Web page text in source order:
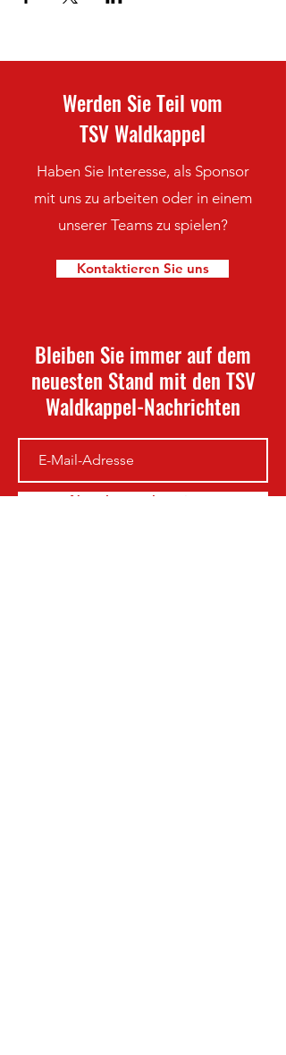
Werden Sie Teil vom
TSV Waldkappel
Haben Sie Interesse, als Sponsor
mit uns zu arbeiten oder in einem
unserer Teams zu spielen?
Kontaktieren Sie uns
Bleiben Sie immer auf dem
neuesten Stand mit den TSV
Waldkappel-Nachrichten
Newsletter abonnieren